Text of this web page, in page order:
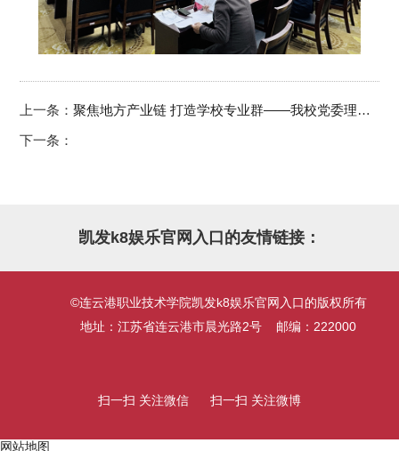
上一条：聚焦地方产业链 打造学校专业群——我校党委理论学习中心组（扩大）举行学习报告会
下一条：
凯发k8娱乐官网入口的友情链接：
©连云港职业技术学院凯发k8娱乐官网入口的版权所有
地址：江苏省连云港市晨光路2号 邮编：222000
扫一扫 关注微博
扫一扫 关注微信
网站地图